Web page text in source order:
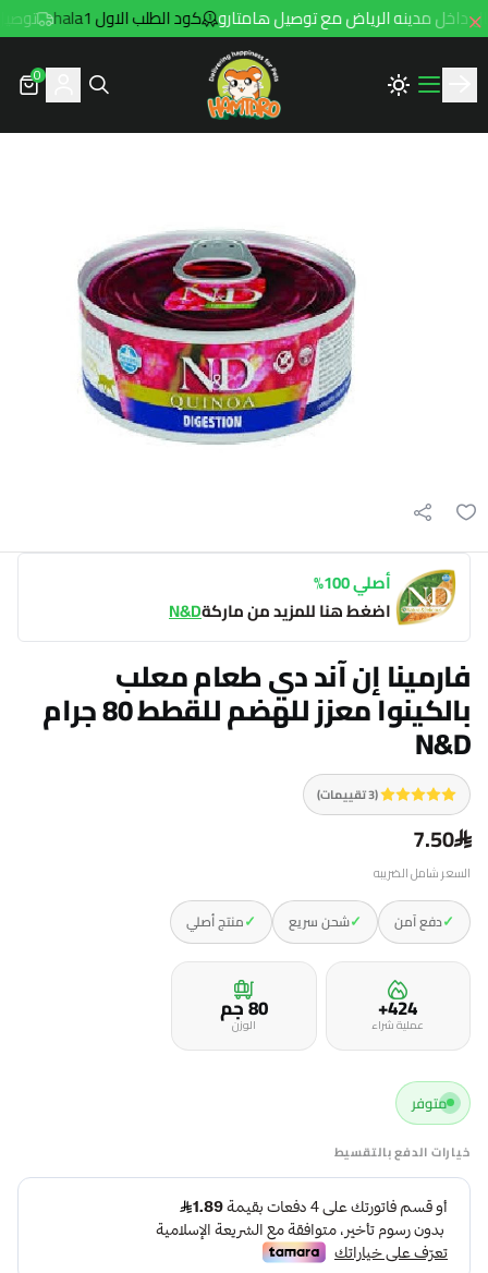
كود الطلب الاول hala1 توصيل مجاني
Hamtaro
0
أصلي 100%
اضغط هنا للمزيد من ماركةN&D
فارمينا إن آند دي طعام معلب
بالكينوا معزز للهضم للقطط 80 جرام
N&D
(3 تقييمات)
7.50
السعر شامل الضريبه
✓دفع آمن ✓شحن سريع ✓منتج أصلي
424+
عملية شراء 80 جمالوزن
متوفر
خيارات الدفع بالتقسيط